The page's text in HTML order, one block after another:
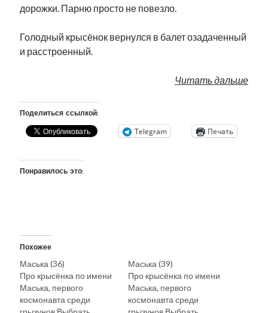
дорожки. Парню просто не повезло.
Голодный крысёнок вернулся в балет озадаченный
и расстроенный.
Читать дальше
Поделиться ссылкой:
Telegram Печать
Понравилось это:
Похожее
Маська (36)
Про крысёнка по имени
Маська, первого
космонавта среди
Маська (39)
Про крысёнка по имени
Маська, первого
космонавта среди